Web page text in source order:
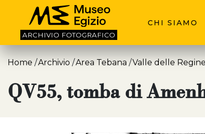
ARCHIVIO FOTOGRAFICO
CHI SIAMO
Home Archivio Area Tebana Valle delle Regine
QV55, tomba di